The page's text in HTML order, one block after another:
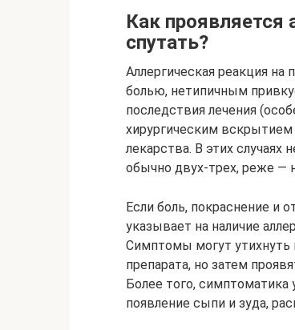
Как проявляется
спутать?
Аллергическая реакция
болью, нетипичным
последствия лечения
хирургическим
лекарства. В этих
обычно двух-трех, реже ―
Если боль, покраснение и
указывает на наличие
Симптомы могут утихнуть
препарата, но затем
Более того,
появление сыпи и зуда,